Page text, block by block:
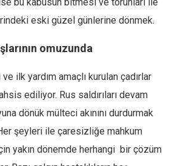
eski güzel günlerine dönmek.
omuzunda
ilk yardım amaçlı kurulan çadırlar
ediliyor. Rus saldırıları devam
dönük mülteci akınını durdurmak
şeyleri ile çaresizliğe mahkum
yakın dönemde herhangi bir çözüm